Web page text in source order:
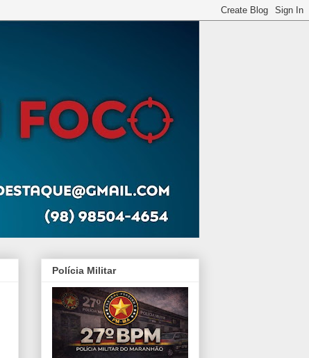
Polícia Militar